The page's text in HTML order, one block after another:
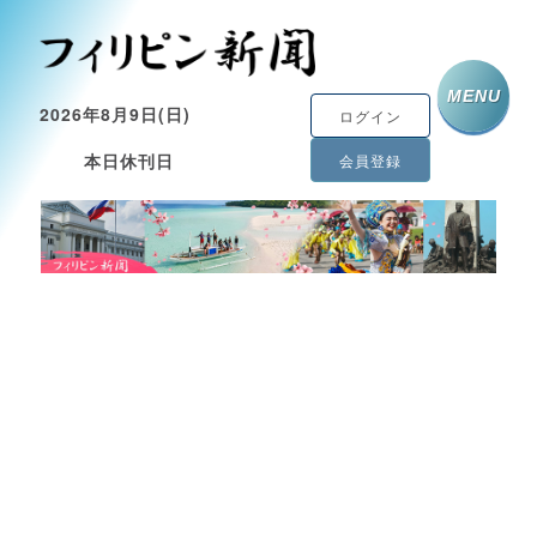
2026年8月9日(日)
本日休刊日
ログイン
会員登録
MENU